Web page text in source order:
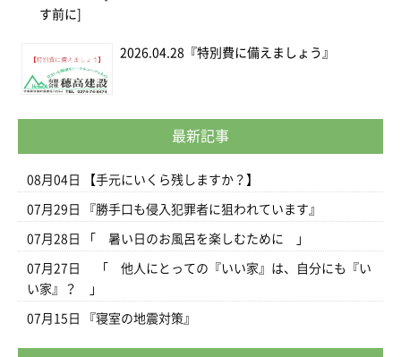
す前に]
2026.04.28 『特別費に備えましょう』
最新記事
08月04日 【手元にいくら残しますか？】
07月29日 『勝手口も侵入犯罪者に狙われています』
07月28日 「 暑い日のお風呂を楽しむために 」
07月27日
「 他人にとっての『いい家』は、自分にも『い
い家』？ 」
07月15日 『寝室の地震対策』